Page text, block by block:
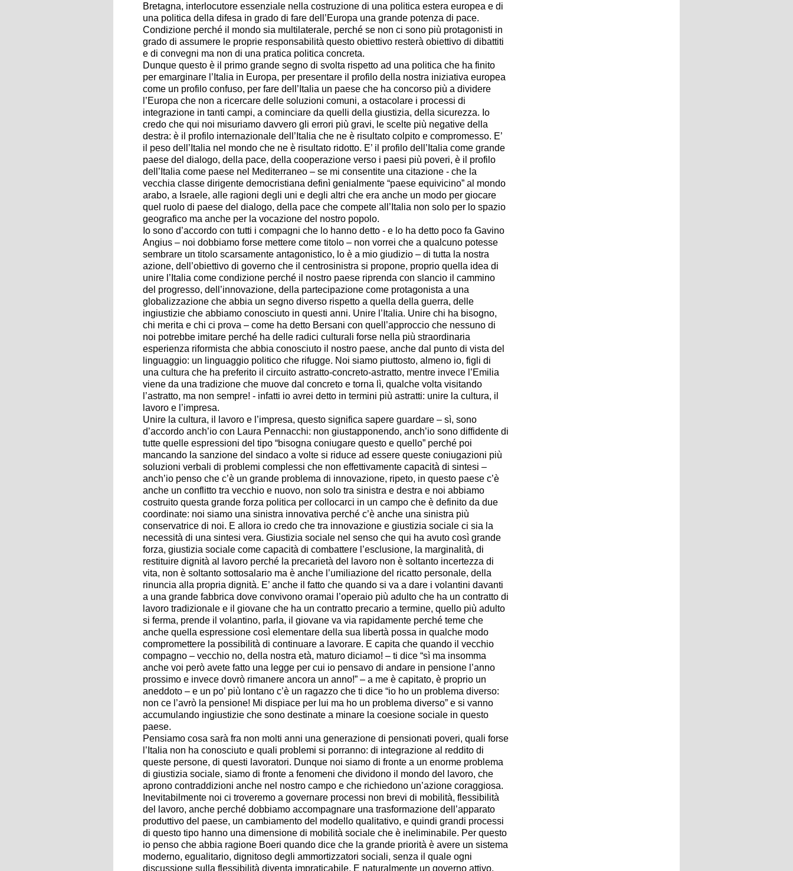
Bretagna, interlocutore essenziale nella costruzione di una politica estera europea e di
una politica della difesa in grado di fare dell’Europa una grande potenza di pace.
Condizione perché il mondo sia multilaterale, perché se non ci sono più protagonisti in
grado di assumere le proprie responsabilità questo obiettivo resterà obiettivo di dibattiti
e di convegni ma non di una pratica politica concreta.
Dunque questo è il primo grande segno di svolta rispetto ad una politica che ha finito
per emarginare l’Italia in Europa, per presentare il profilo della nostra iniziativa europea
come un profilo confuso, per fare dell’Italia un paese che ha concorso più a dividere
l’Europa che non a ricercare delle soluzioni comuni, a ostacolare i processi di
integrazione in tanti campi, a cominciare da quelli della giustizia, della sicurezza. Io
credo che qui noi misuriamo davvero gli errori più gravi, le scelte più negative della
destra: è il profilo internazionale dell’Italia che ne è risultato colpito e compromesso. E’
il peso dell’Italia nel mondo che ne è risultato ridotto. E’ il profilo dell’Italia come grande
paese del dialogo, della pace, della cooperazione verso i paesi più poveri, è il profilo
dell’Italia come paese nel Mediterraneo – se mi consentite una citazione - che la
vecchia classe dirigente democristiana definì genialmente “paese equivicino” al mondo
arabo, a Israele, alle ragioni degli uni e degli altri che era anche un modo per giocare
quel ruolo di paese del dialogo, della pace che compete all’Italia non solo per lo spazio
geografico ma anche per la vocazione del nostro popolo.
Io sono d’accordo con tutti i compagni che lo hanno detto - e lo ha detto poco fa Gavino
Angius – noi dobbiamo forse mettere come titolo – non vorrei che a qualcuno potesse
sembrare un titolo scarsamente antagonistico, lo è a mio giudizio – di tutta la nostra
azione, dell’obiettivo di governo che il centrosinistra si propone, proprio quella idea di
unire l’Italia come condizione perché il nostro paese riprenda con slancio il cammino
del progresso, dell’innovazione, della partecipazione come protagonista a una
globalizzazione che abbia un segno diverso rispetto a quella della guerra, delle
ingiustizie che abbiamo conosciuto in questi anni. Unire l’Italia. Unire chi ha bisogno,
chi merita e chi ci prova – come ha detto Bersani con quell’approccio che nessuno di
noi potrebbe imitare perché ha delle radici culturali forse nella più straordinaria
esperienza riformista che abbia conosciuto il nostro paese, anche dal punto di vista del
linguaggio: un linguaggio politico che rifugge. Noi siamo piuttosto, almeno io, figli di
una cultura che ha preferito il circuito astratto-concreto-astratto, mentre invece l’Emilia
viene da una tradizione che muove dal concreto e torna lì, qualche volta visitando
l’astratto, ma non sempre! - infatti io avrei detto in termini più astratti: unire la cultura, il
lavoro e l’impresa.
Unire la cultura, il lavoro e l’impresa, questo significa sapere guardare – sì, sono
d’accordo anch’io con Laura Pennacchi: non giustapponendo, anch’io sono diffidente di
tutte quelle espressioni del tipo “bisogna coniugare questo e quello” perché poi
mancando la sanzione del sindaco a volte si riduce ad essere queste coniugazioni più
soluzioni verbali di problemi complessi che non effettivamente capacità di sintesi –
anch’io penso che c’è un grande problema di innovazione, ripeto, in questo paese c’è
anche un conflitto tra vecchio e nuovo, non solo tra sinistra e destra e noi abbiamo
costruito questa grande forza politica per collocarci in un campo che è definito da due
coordinate: noi siamo una sinistra innovativa perché c’è anche una sinistra più
conservatrice di noi. E allora io credo che tra innovazione e giustizia sociale ci sia la
necessità di una sintesi vera. Giustizia sociale nel senso che qui ha avuto così grande
forza, giustizia sociale come capacità di combattere l’esclusione, la marginalità, di
restituire dignità al lavoro perché la precarietà del lavoro non è soltanto incertezza di
vita, non è soltanto sottosalario ma è anche l’umiliazione del ricatto personale, della
rinuncia alla propria dignità. E’ anche il fatto che quando si va a dare i volantini davanti
a una grande fabbrica dove convivono oramai l’operaio più adulto che ha un contratto di
lavoro tradizionale e il giovane che ha un contratto precario a termine, quello più adulto
si ferma, prende il volantino, parla, il giovane va via rapidamente perché teme che
anche quella espressione così elementare della sua libertà possa in qualche modo
compromettere la possibilità di continuare a lavorare. E capita che quando il vecchio
compagno – vecchio no, della nostra età, maturo diciamo! – ti dice “sì ma insomma
anche voi però avete fatto una legge per cui io pensavo di andare in pensione l’anno
prossimo e invece dovrò rimanere ancora un anno!” – a me è capitato, è proprio un
aneddoto – e un po’ più lontano c’è un ragazzo che ti dice “io ho un problema diverso:
non ce l’avrò la pensione! Mi dispiace per lui ma ho un problema diverso” e si vanno
accumulando ingiustizie che sono destinate a minare la coesione sociale in questo
paese.
Pensiamo cosa sarà fra non molti anni una generazione di pensionati poveri, quali forse
l’Italia non ha conosciuto e quali problemi si porranno: di integrazione al reddito di
queste persone, di questi lavoratori. Dunque noi siamo di fronte a un enorme problema
di giustizia sociale, siamo di fronte a fenomeni che dividono il mondo del lavoro, che
aprono contraddizioni anche nel nostro campo e che richiedono un’azione coraggiosa.
Inevitabilmente noi ci troveremo a governare processi non brevi di mobilità, flessibilità
del lavoro, anche perché dobbiamo accompagnare una trasformazione dell’apparato
produttivo del paese, un cambiamento del modello qualitativo, e quindi grandi processi
di questo tipo hanno una dimensione di mobilità sociale che è ineliminabile. Per questo
io penso che abbia ragione Boeri quando dice che la grande priorità è avere un sistema
moderno, egualitario, dignitoso degli ammortizzatori sociali, senza il quale ogni
discussione sulla flessibilità diventa impraticabile. E naturalmente un governo attivo,